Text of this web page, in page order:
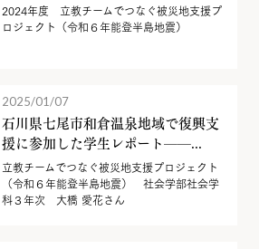
2024年度 立教チームでつなぐ被災地支援プ
ロジェクト（令和６年能登半島地震）
2025/01/07
石川県七尾市和倉温泉地域で復興支
援に参加した学生レポート——...
立教チームでつなぐ被災地支援プロジェクト
（令和６年能登半島地震） 社会学部社会学
科３年次 大橋 愛花さん